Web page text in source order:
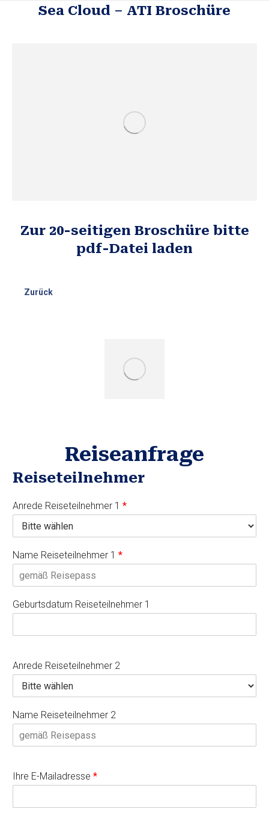
Sea Cloud – ATI Broschüre
Zur 20-seitigen Broschüre bitte
pdf-Datei laden
Zurück
Reiseanfrage
Reiseteilnehmer
Anrede Reiseteilnehmer 1 *
Name Reiseteilnehmer 1 *
Geburtsdatum Reiseteilnehmer 1
Anrede Reiseteilnehmer 2
Name Reiseteilnehmer 2
Ihre E-Mailadresse *